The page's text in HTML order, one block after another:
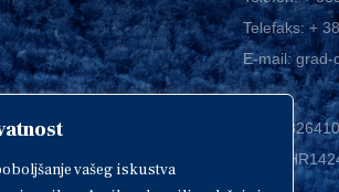
vašeg iskustva
Grad Ogulin,
Telefaks:+
E-mail:grad-
OIB:
IBAN: